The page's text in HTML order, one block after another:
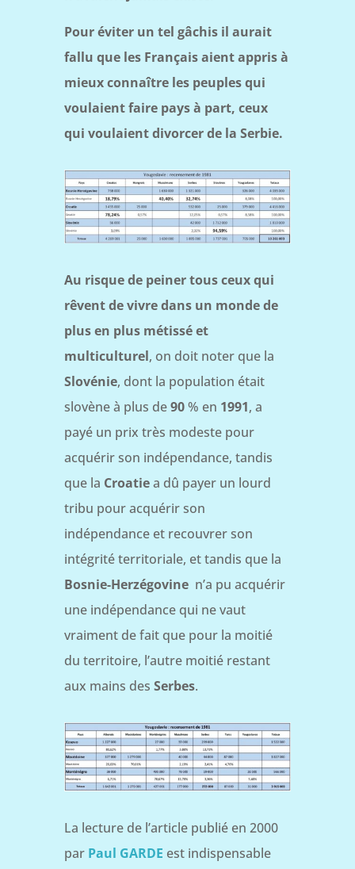
Pour éviter un tel gâchis il aurait
fallu que les Français aient appris à
mieux connaître les peuples qui
voulaient faire pays à part, ceux
qui voulaient divorcer de la Serbie.
Au risque de peiner tous ceux qui
rêvent de vivre dans un monde de
plus en plus métissé et
multiculturel, on doit noter que la
Slovénie, dont la population était
slovène à plus de90% en 1991, a
payé un prix très modeste pour
acquérir son indépendance, tandis
que la Croatiea dû payer un lourd
tribu pour acquérir son
indépendance et recouvrer son
intégrité territoriale, et tandis que la
Bosnie-Herzégovinen’a pu acquérir
une indépendance qui ne vaut
vraiment de fait que pour la moitié
du territoire, l’autre moitié restant
aux mains des Serbes.
La lecture de l’article publié en 2000
par Paul GARDE est indispensable